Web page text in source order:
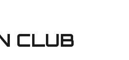
CLUB